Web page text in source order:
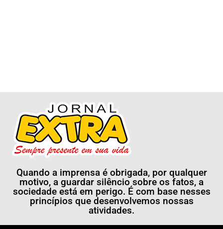
Quando a imprensa é obrigada, por qualquer
motivo, a guardar silêncio sobre os fatos, a
sociedade está em perigo. É com base nesses
princípios que desenvolvemos nossas
atividades.